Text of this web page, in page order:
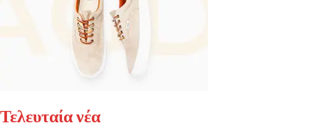
Τελευταία νέα